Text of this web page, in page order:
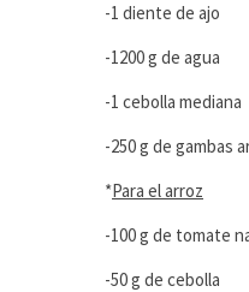
-1 diente de ajo
-1200 g de agua
-1 cebolla mediana
-250 g de gambas
*Para el arroz
-100 g de tomate
-50 g de cebolla